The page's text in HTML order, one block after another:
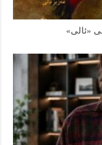
«ئالی»